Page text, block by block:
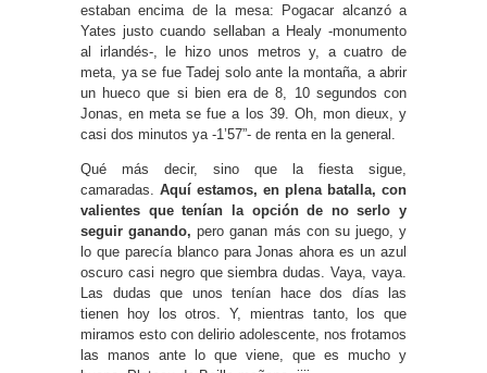
estaban encima de la mesa: Pogacar alcanzó a
Yates justo cuando sellaban a Healy -monumento
al irlandés-, le hizo unos metros y, a cuatro de
meta, ya se fue Tadej solo ante la montaña, a abrir
un hueco que si bien era de 8, 10 segundos con
Jonas, en meta se fue a los 39. Oh, mon dieux, y
casi dos minutos ya -1’57”- de renta en la general.
Qué más decir, sino que la fiesta sigue,
camaradas. Aquí estamos, en plena batalla, con
valientes que tenían la opción de no serlo y
seguir ganando, pero ganan más con su juego, y
lo que parecía blanco para Jonas ahora es un azul
oscuro casi negro que siembra dudas. Vaya, vaya.
Las dudas que unos tenían hace dos días las
tienen hoy los otros. Y, mientras tanto, los que
miramos esto con delirio adolescente, nos frotamos
las manos ante lo que viene, que es mucho y